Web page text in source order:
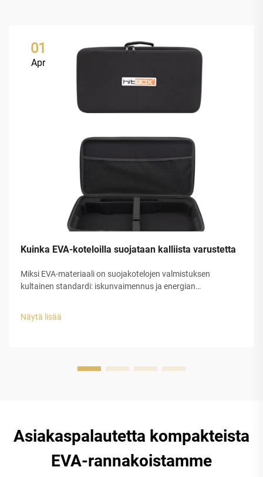
01
Apr
Kuinka EVA-koteloilla suojataan kalliista varustetta
Miksi EVA-materiaali on suojakotelojen valmistuksen
kultainen standardi: iskunvaimennus ja energian
sen erityisen suljetun...
Näytä lisää
Asiakaspalautetta kompakteista
EVA-rannakoistamme